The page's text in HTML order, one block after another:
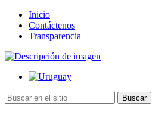
Inicio
Contáctenos
Transparencia